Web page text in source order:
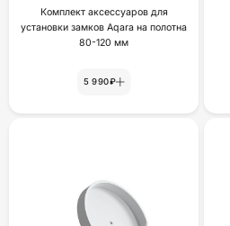
Комплект аксессуаров для
установки замков Aqara на полотна
80-120 мм
5 990₽